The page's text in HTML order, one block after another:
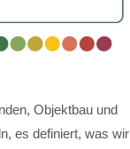
Objektbau und
es definiert, was wir